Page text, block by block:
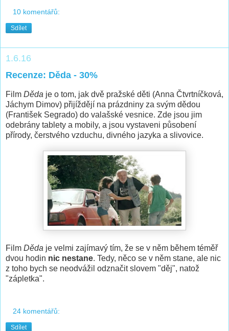
10 komentářů:
Sdílet
1.6.16
Recenze: Děda - 30%
Film Děda je o tom, jak dvě pražské děti (Anna Čtvrtníčková,
Jáchym Dimov) přijíždějí na prázdniny za svým dědou
(František Segrado) do valašské vesnice. Zde jsou jim
odebrány tablety a mobily, a jsou vystaveni působení
přírody, čerstvého vzduchu, divného jazyka a slivovice.
Film Děda je velmi zajímavý tím, že se v něm během téměř
dvou hodin nic nestane. Tedy, něco se v něm stane, ale nic
z toho bych se neodvážil odznačit slovem "děj", natož
"zápletka".
24 komentářů:
Sdílet